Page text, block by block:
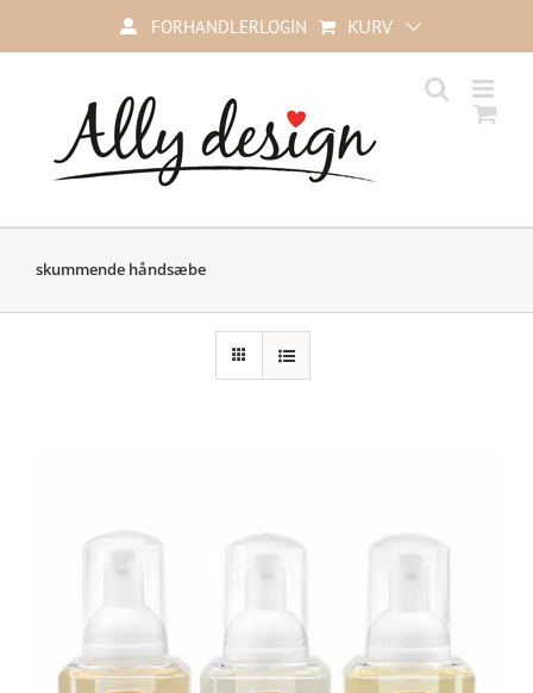
content
FORHANDLERLOGIN KURV
skummende håndsæbe